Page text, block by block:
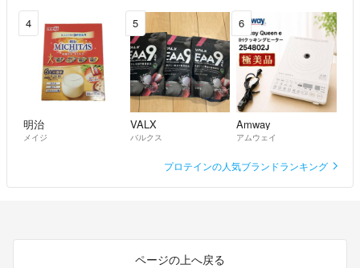
4
明治
メイジ
5
VALX
バルクス
6
Amway
アムウェイ
プロテインの人気ブランドランキング
ページの上へ戻る